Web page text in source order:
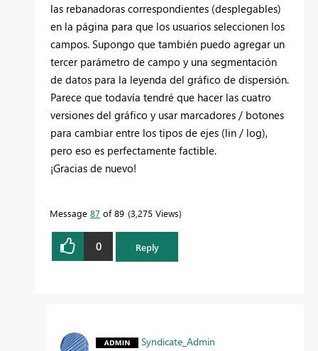
las rebanadoras correspondientes (desplegables)
en la página para que los usuarios seleccionen los
campos. Supongo que también puedo agregar un
tercer parámetro de campo y una segmentación
de datos para la leyenda del gráfico de dispersión.
Parece que todavía tendré que hacer las cuatro
versiones del gráfico y usar marcadores / botones
para cambiar entre los tipos de ejes (lin / log),
pero eso es perfectamente factible.
¡Gracias de nuevo!
Message 87 of 89 3,275 Views
0 Reply
Syndicate_Admin